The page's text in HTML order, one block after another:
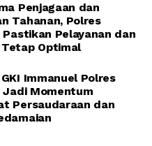
Penjagaan dan
Tahanan, Polres
Pastikan Pelayanan dan
Tetap Optimal
Immanuel Polres
Jadi Momentum
Persaudaraan dan